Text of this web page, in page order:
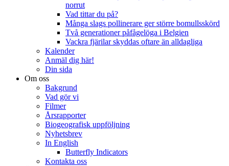
norrut
Vad tittar du på?
Många slags pollinerare ger större bomullsskörd
Två generationer påfågelöga i Belgien
Vackra fjärilar skyddas oftare än alldagliga
Kalender
Anmäl dig här!
Din sida
Om oss
Bakgrund
Vad gör vi
Filmer
Årsrapporter
Biogeografisk uppföljning
Nyhetsbrev
In English
Butterfly Indicators
Kontakta oss